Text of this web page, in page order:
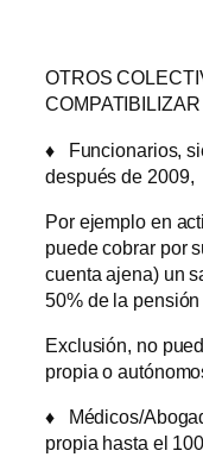
OTROS
♦Funcionarios,
después de 2009,
Por ejemplo en
puede cobrar por
cuenta ajena) un
50% de la pensión
Exclusión, no
propia o
♦Médicos/
propia hasta el